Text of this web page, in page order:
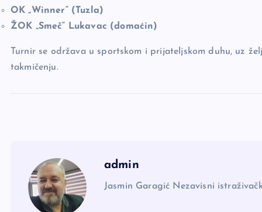
OK „Winner“ (Tuzla)
ŽOK „Smeč“ Lukavac (domaćin)
Turnir se održava u sportskom i prijateljskom duhu, uz
takmičenju.
admin
Jasmin Garagić Nezavisni